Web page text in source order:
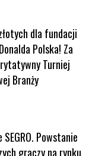
dla fundacji
Polska! Za
Turniej
Branży
Powstanie
graczy na rynku